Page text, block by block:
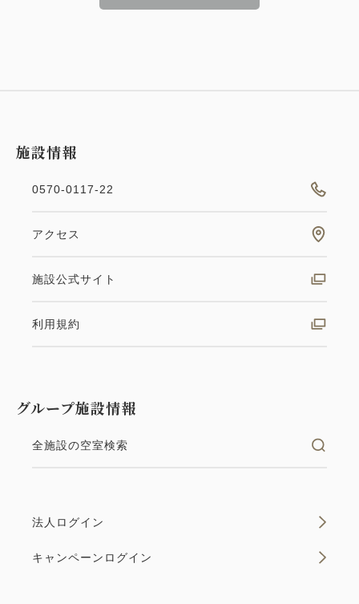
施設情報
0570-0117-22
アクセス
施設公式サイト
利用規約
グループ施設情報
全施設の空室検索
法人ログイン
キャンペーンログイン